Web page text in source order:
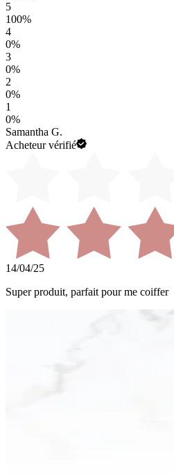
5
100%
4
0%
3
0%
2
0%
1
0%
Samantha G.
Acheteur vérifié
14/04/25
Super produit, parfait pour me coiffer